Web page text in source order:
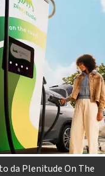
da Plenitude On The